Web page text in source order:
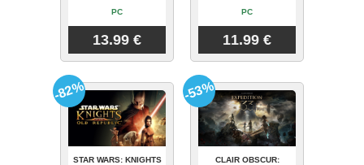
PC
13.99 €
PC
11.99 €
STAR WARS: KNIGHTS
-82%
CLAIR OBSCUR:
-53%